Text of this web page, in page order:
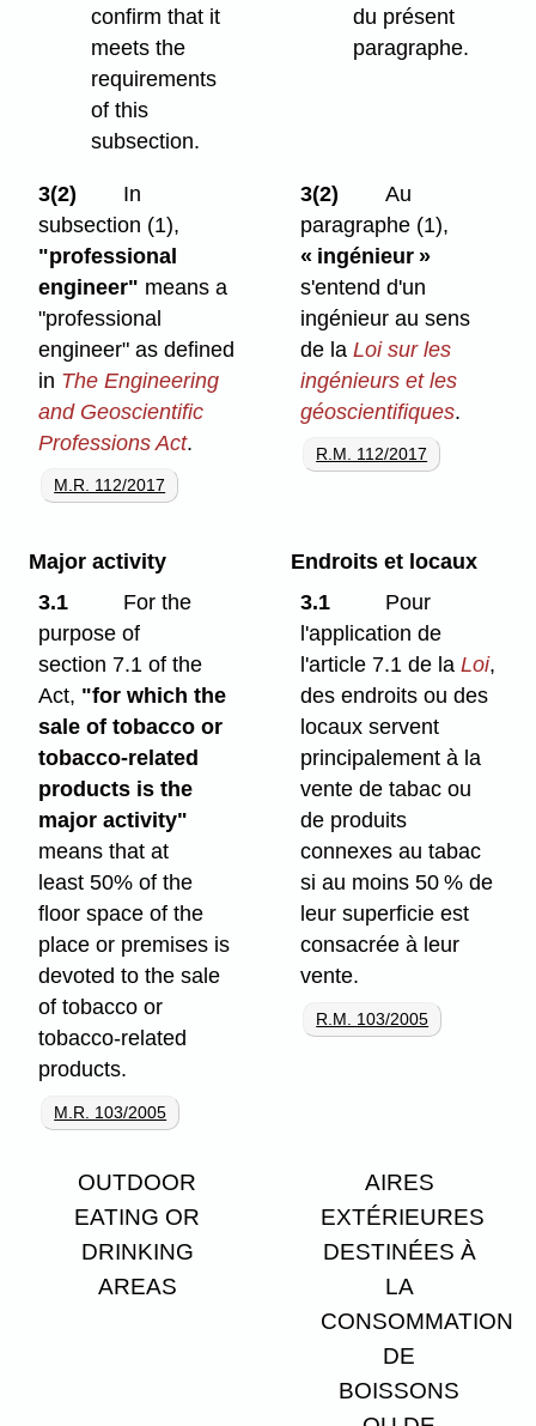
confirm that it
meets the
requirements
of this
subsection.
du présent
paragraphe.
3(2)
In
subsection (1),
"professional
engineer" means a
"professional
engineer" as defined
in The Engineering
and Geoscientific
Professions Act.
M.R. 112/2017
3(2)
Au
paragraphe (1),
« ingénieur »
s'entend d'un
ingénieur au sens
de laLoi sur les
ingénieurs et les
géoscientifiques.
R.M. 112/2017
Major activity
3.1
For the
purpose of
section 7.1 of the
Act, "for which the
sale of tobacco or
tobacco-related
products is the
major activity"
means that at
least 50% of the
floor space of the
place or premises is
devoted to the sale
of tobacco or
tobacco-related
products.
M.R. 103/2005
Endroits et locaux
3.1
Pour
l'application de
l'article 7.1 de laLoi,
des endroits ou des
locaux servent
principalement à la
vente de tabac ou
de produits
connexes au tabac
si au moins 50 % de
leur superficie est
consacrée à leur
vente.
R.M. 103/2005
OUTDOOR
EATING OR
DRINKING
AREAS
AIRES
EXTÉRIEURES
DESTINÉES À
LA
CONSOMMATION
DE
BOISSONS